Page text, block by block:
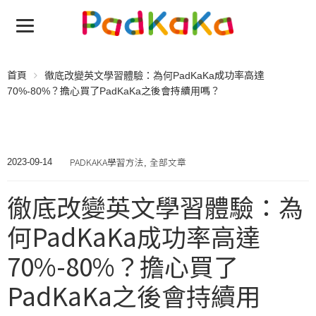
首頁
徹底改變英文學習體驗：為何PadKaKa成功率高達
70%-80%？擔心買了PadKaKa之後會持續用嗎？
2023-09-14 PADKAKA學習方法, 全部文章
徹底改變英文學習體驗：為
何PadKaKa成功率高達
70%-80%？擔心買了
PadKaKa之後會持續用